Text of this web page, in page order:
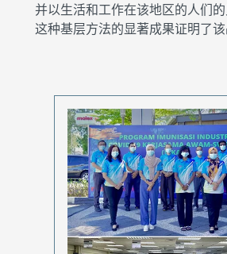
并以生活和工作在该地区的人们的
这种基层方法的显著成果证明了该